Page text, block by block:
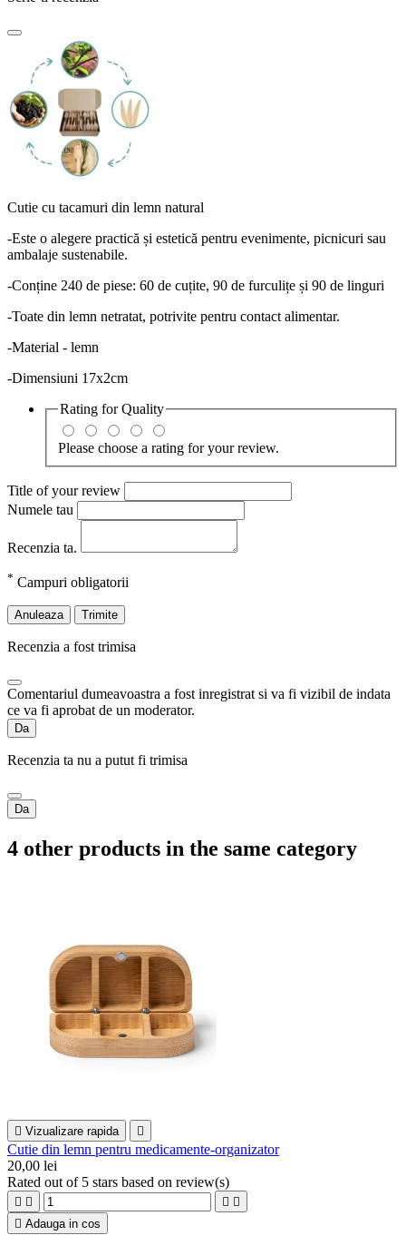
Cutie cu tacamuri din lemn natural
-Este o alegere practică și estetică pentru evenimente, picnicuri sau
ambalaje sustenabile.
-Conține 240 de piese: 60 de cuțite, 90 de furculițe și 90 de linguri
-Toate din lemn netratat, potrivite pentru contact alimentar.
-Material - lemn
-Dimensiuni 17x2cm
Rating forQuality
Please choose a rating for your review.
Title of your review
Numele tau
Recenzia ta.
* Campuri obligatorii
Anuleaza Trimite
Recenzia a fost trimisa
Comentariul dumeavoastra a fost inregistrat si va fi vizibil de indata
ce va fi aprobat de un moderator.
Da
Recenzia ta nu a putut fi trimisa
Da
4 other products in the same category
 Vizualizare rapida 
Cutie din lemn pentru medicamente-organizator
20,00 lei
Rated out of 5 stars based on review(s)
   
 Adauga in cos